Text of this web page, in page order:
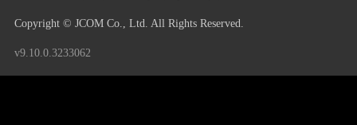
Copyright © JCOM Co., Ltd. All Rights Reserved.
v9.10.0.3233062